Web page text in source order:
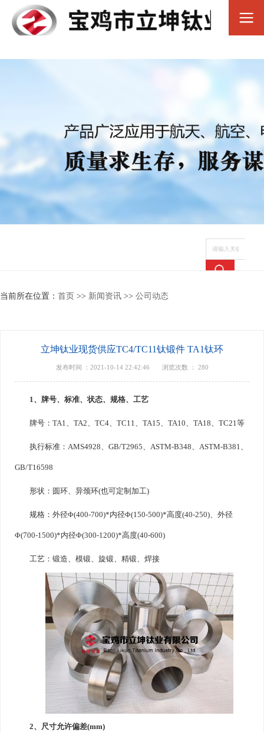
热搜关键词： TC4钛合金 钛合金棒 钛合金管 钛法兰
当前所在位置： 首页 >> 新闻资讯 >> 公司动态
立坤钛业现货供应TC4/TC11钛锻件 TA1钛环
发布时间 ：2021-10-14 22:42:46 浏览次数 ： 280
1、牌号、标准、状态、规格、工艺
牌号：TA1、TA2、TC4、TC11、TA15、TA10、TA18、TC21等
执行标准：AMS4928、GB/T2965、ASTM-B348、ASTM-B381、
GB/T16598
形状：圆环、异颈环(也可定制加工)
规格：外径Φ(400-700)*内径Φ(150-500)*高度(40-250)、外径
Φ(700-1500)*内径Φ(300-1200)*高度(40-600)
工艺：锻造、模锻、旋锻、精锻、焊接
2、尺寸允许偏差(mm)